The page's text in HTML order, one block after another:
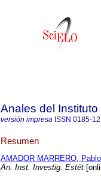
Anales del
versión impresa ISSN 0185-
Resumen
AMADOR MARRERO,
An. Inst. Investig. Estét